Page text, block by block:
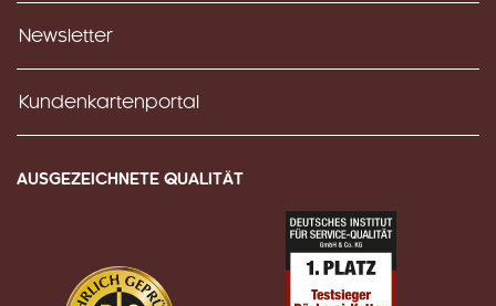
Newsletter
Kundenkartenportal
AUSGEZEICHNETE QUALITÄT